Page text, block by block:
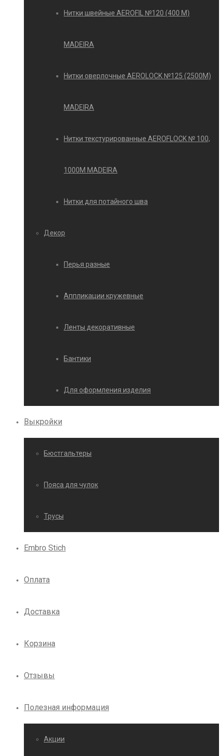
Нитки швейные AEROFIL №120 (400 М)
MADEIRA
Нитки оверлочные AEROLOCK №125 (2500М)
MADEIRA
Нитки текстурированные AEROFLOCK № 100,
1000М MADEIRA
Нитки для потайного шва
Декор
Перья разные
Аппликации кружевные
Ленты декоративные
Бантики
Для оформления изделия
Выкройки
Бюстгальтеры
Пояса для чулок
Трусы
Embro Stich
Оплата
Доставка
Корзина
Отзывы
Полезная информация
Акции